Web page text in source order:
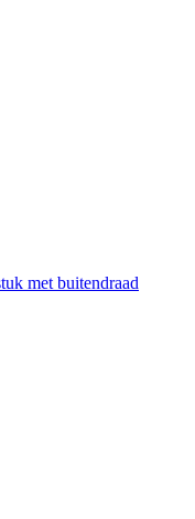
met buitendraad